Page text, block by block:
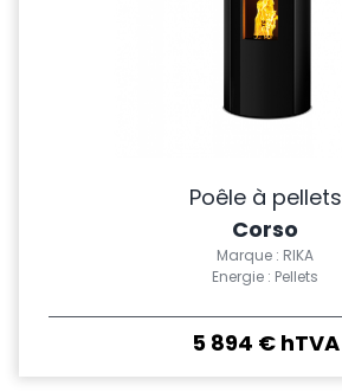
Poêle à pellets
Corso
Marque : RIKA
Energie : Pellets
5 894 € hTVA